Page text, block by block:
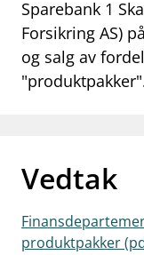
mail_outlineKontakt oss
work_outlineJobb hos oss
dashboard Informasjon
Sparebank 1
Forsikring AS)
og salg av
Vedtak
produktpakker